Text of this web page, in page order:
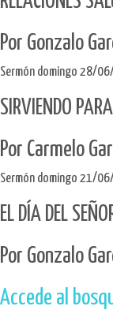
Por Gonzalo
Sermón domingo 28/
SIRVIENDO
Por Carmelo
Sermón domingo 21/
EL DÍA DEL
Por Gonzalo
Accede al